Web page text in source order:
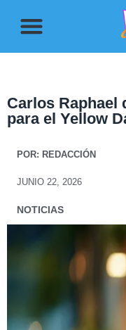
Carlos Raphael
para el Yellow
POR: REDACCIÓN
JUNIO 22, 2026
NOTICIAS